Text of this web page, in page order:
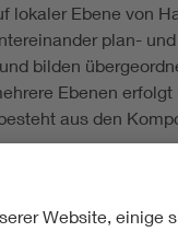
Ebene von
plan-
bilden
Ebenen
aus den
Grundlagen
Strom, Gas und